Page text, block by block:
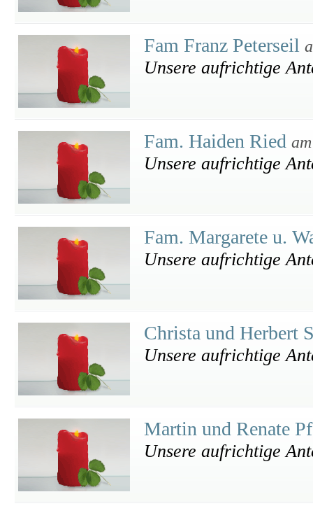
Fam Franz Peterseil
Unsere aufrichtige
Fam. Haiden Ried
Unsere aufrichtige
Fam. Margarete u.
Unsere aufrichtige
Christa und Herbert
Unsere aufrichtige
Martin und Renate
Unsere aufrichtige